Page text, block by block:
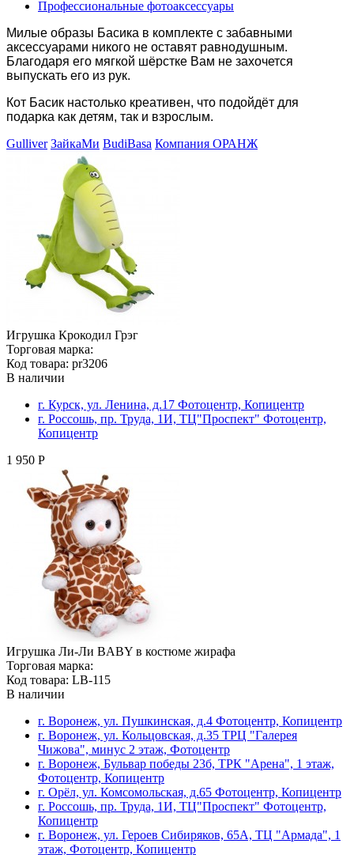
Профессиональные фотоаксессуары
Милые образы Басика в комплекте с забавными
аксессуарами никого не оставят равнодушным.
Благодаря его мягкой шёрстке Вам не захочется
выпускать его из рук.
Кот Басик настолько креативен, что подойдёт для
подарка как детям, так и взрослым.
Gulliver ЗайкаМи BudiBasa Компания ОРАНЖ
Игрушка Крокодил Грэг
Торговая марка:
Код товара: pr3206
В наличии
г. Курск, ул. Ленина, д.17 Фотоцентр, Копицентр
г. Россошь, пр. Труда, 1И, ТЦ"Проспект" Фотоцентр,
Копицентр
1 950 Р
Игрушка Ли-Ли BABY в костюме жирафа
Торговая марка:
Код товара: LB-115
В наличии
г. Воронеж, ул. Пушкинская, д.4 Фотоцентр, Копицентр
г. Воронеж, ул. Кольцовская, д.35 ТРЦ "Галерея
Чижова", минус 2 этаж, Фотоцентр
г. Воронеж, Бульвар победы 23б, ТРК "Арена", 1 этаж,
Фотоцентр, Копицентр
г. Орёл, ул. Комсомольская, д.65 Фотоцентр, Копицентр
г. Россошь, пр. Труда, 1И, ТЦ"Проспект" Фотоцентр,
Копицентр
г. Воронеж, ул. Героев Сибиряков, 65А, ТЦ "Армада", 1
этаж, Фотоцентр, Копицентр